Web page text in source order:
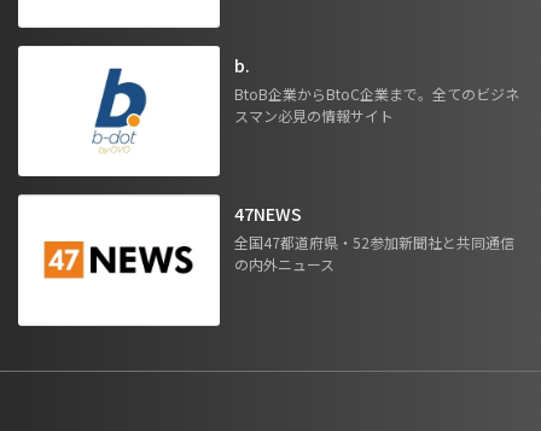
b.
BtoB企業からBtoC企業まで。全てのビジネ
スマン必見の情報サイト
47NEWS
全国47都道府県・52参加新聞社と共同通信
の内外ニュース